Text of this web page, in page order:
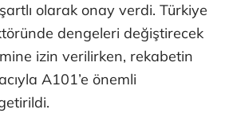
olarak onay verdi. Türkiye
dengeleri değiştirecek
izin verilirken, rekabetin
A101’e önemli